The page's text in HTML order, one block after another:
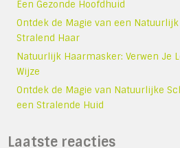
Een Gezonde Hoofdhuid
Ontdek de Magie van een
Stralend Haar
Natuurlijk Haarmasker: Verwen Je
Wijze
Ontdek de Magie van Natuurlijke
een Stralende Huid
Laatste reacties